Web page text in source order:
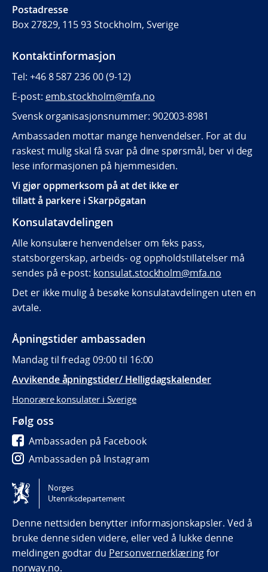
Postadresse
Box 27829, 115 93 Stockholm, Sverige
Kontaktinformasjon
Tel: +46 8 587 236 00 (9-12)
E-post: emb.stockholm@mfa.no
Svensk organisasjonsnummer: 902003-8981
Ambassaden mottar mange henvendelser. For at du
raskest mulig skal få svar på dine spørsmål, ber vi deg
lese informasjonen på hjemmesiden.
Vi gjør oppmerksom på at det ikke er
tillatt å parkere i Skarpögatan
Konsulatavdelingen
Alle konsulære henvendelser om feks pass,
statsborgerskap, arbeids- og oppholdstillatelser må
sendes på e-post: konsulat.stockholm@mfa.no
Det er ikke mulig å besøke konsulatavdelingen uten en
avtale.
Åpningstider ambassaden
Mandag til fredag 09:00 til 16:00
Avvikende åpningstider/ Helligdagskalender
Honorære konsulater i Sverige
Følg oss
Ambassaden på Facebook
Ambassaden på Instagram
Ambassaden på LinkedIn
Tilgjengelighetserklæring / Accessibility statement
(NO)
Norges
Utenriksdepartement
Denne nettsiden benytter informasjonskapsler. Ved å
bruke denne siden videre, eller ved å lukke denne
meldingen godtar du Personvernerklæringfor
norway.no.